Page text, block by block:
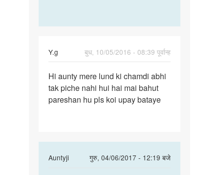
Y.g
बुध, 10/05/2016 - 08:39 पूर्वान्ह
Hi
aunty
mere
Hi aunty mere lund ki chamdi abhi
tak piche nahi hui hai mai bahut
pareshan hu pls koi upay bataye
Auntyji
गुरु, 04/06/2017 - 12:19 बजे
In